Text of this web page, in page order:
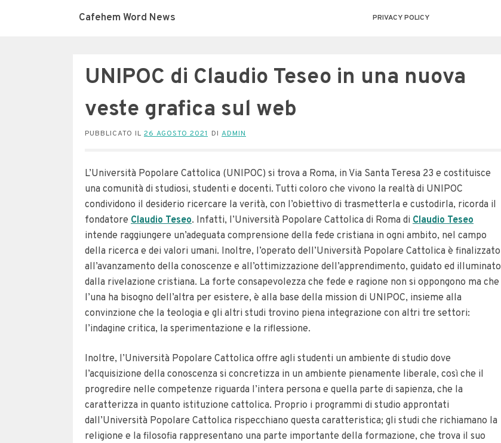
Cafehem Word News PRIVACY POLICY
UNIPOC di Claudio Teseo in una nuova
veste grafica sul web
PUBBLICATO IL 26 AGOSTO 2021 DI ADMIN
L’Università Popolare Cattolica (UNIPOC) si trova a Roma, in Via Santa Teresa 23 e costituisce
una comunità di studiosi, studenti e docenti. Tutti coloro che vivono la realtà di UNIPOC
condividono il desiderio ricercare la verità, con l’obiettivo di trasmetterla e custodirla, ricorda il
fondatore Claudio Teseo. Infatti, l’Università Popolare Cattolica di Roma di Claudio Teseo
intende raggiungere un’adeguata comprensione della fede cristiana in ogni ambito, nel campo
della ricerca e dei valori umani. Inoltre, l’operato dell’Università Popolare Cattolica è finalizzato
all’avanzamento della conoscenze e all’ottimizzazione dell’apprendimento, guidato ed illuminato
dalla rivelazione cristiana. La forte consapevolezza che fede e ragione non si oppongono ma che
l’una ha bisogno dell’altra per esistere, è alla base della mission di UNIPOC, insieme alla
convinzione che la teologia e gli altri studi trovino piena integrazione con altri tre settori:
l’indagine critica, la sperimentazione e la riflessione.
Inoltre, l’Università Popolare Cattolica offre agli studenti un ambiente di studio dove
l’acquisizione della conoscenza si concretizza in un ambiente pienamente liberale, così che il
progredire nelle competenze riguarda l’intera persona e quella parte di sapienza, che la
caratterizza in quanto istituzione cattolica. Proprio i programmi di studio approntati
dall’Università Popolare Cattolica rispecchiano questa caratteristica; gli studi che richiamano la
religione e la filosofia rappresentano una parte importante della formazione, che trova il suo